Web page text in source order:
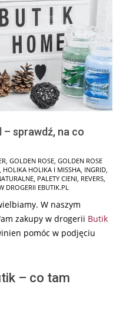
– sprawdź, na co
, GOLDEN ROSE, GOLDEN ROSE
, HOLIKA HOLIKA I MISSHA, INGRID,
, PALETY CIENI, REVERS,
DROGERII EBUTIK.PL
W naszym
zakupy w drogerii Butik
pomóc w podjęciu
– co tam